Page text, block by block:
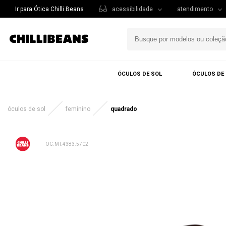
Ir para Ótica Chilli Beans acessibilidade atendimento
ÓCULOS DE SOL ÓCULOS DE
óculos de sol feminino quadrado
OC.MT.4383.5702